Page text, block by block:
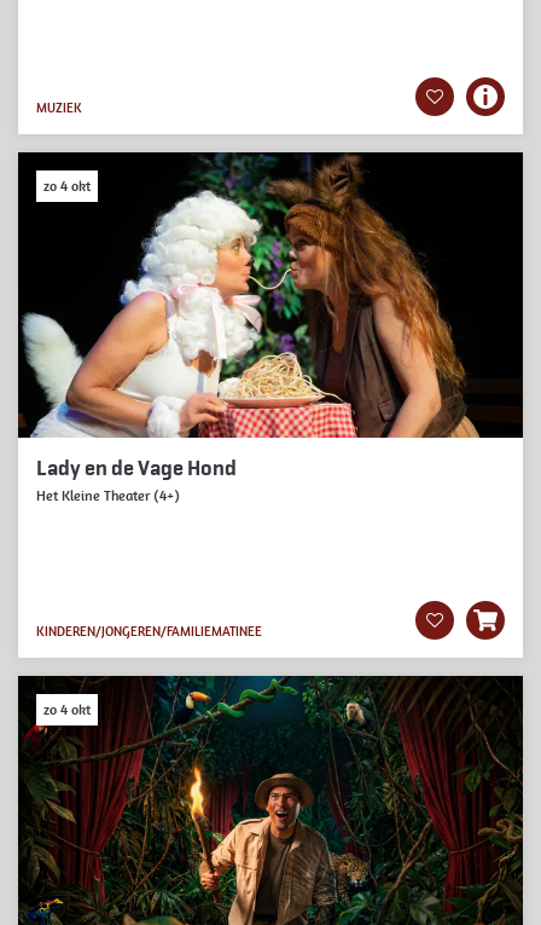
MUZIEK
Lady en de Vage Hond
Het Kleine Theater (4+)
zo 4 okt
KINDEREN/JONGEREN/FAMILIEMATINEE
zo 4 okt